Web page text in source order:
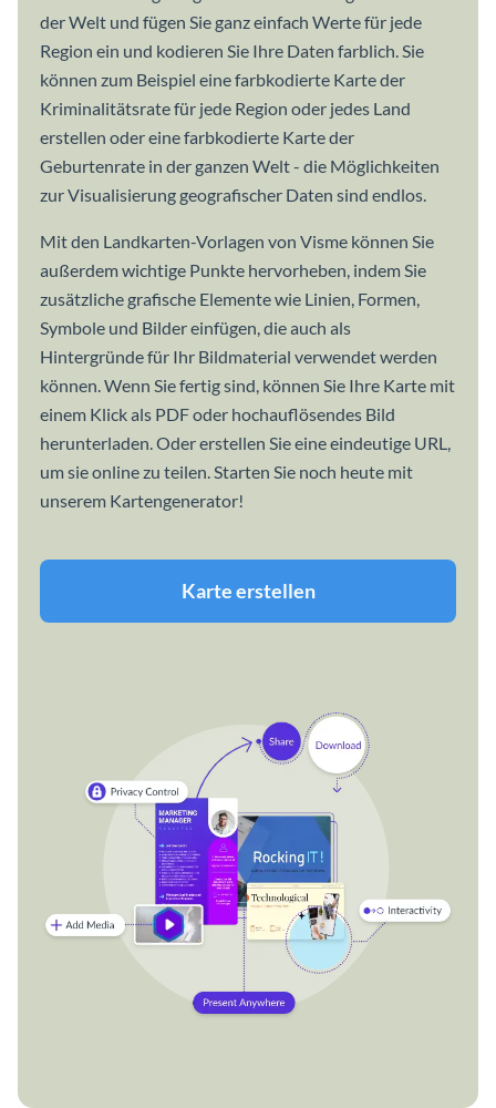
der Welt und fügen Sie ganz einfach Werte für jede
Region ein und kodieren Sie Ihre Daten farblich. Sie
können zum Beispiel eine farbkodierte Karte der
Kriminalitätsrate für jede Region oder jedes Land
erstellen oder eine farbkodierte Karte der
Geburtenrate in der ganzen Welt - die Möglichkeiten
zur Visualisierung geografischer Daten sind endlos.
Mit den Landkarten-Vorlagen von Visme können Sie
außerdem wichtige Punkte hervorheben, indem Sie
zusätzliche grafische Elemente wie Linien, Formen,
Symbole und Bilder einfügen, die auch als
Hintergründe für Ihr Bildmaterial verwendet werden
können. Wenn Sie fertig sind, können Sie Ihre Karte mit
einem Klick als PDF oder hochauflösendes Bild
herunterladen. Oder erstellen Sie eine eindeutige URL,
um sie online zu teilen. Starten Sie noch heute mit
unserem Kartengenerator!
Karte erstellen